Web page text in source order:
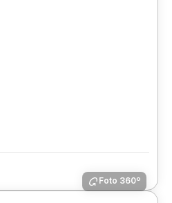
Foto 360º